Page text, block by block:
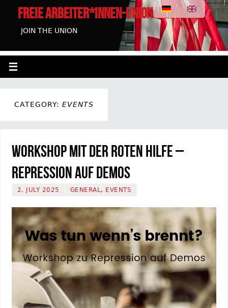
FREIE ARBEITER*INNEN-UNION HAMBURG
JOIN THE UNION
CATEGORY: EVENTS
Workshop mit der Roten Hilfe –
Repression auf Demos
2. JULY 2025 GENERAL, EVENTS